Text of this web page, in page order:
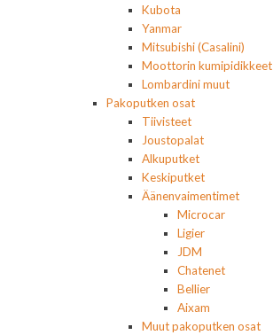
Kubota
Yanmar
Mitsubishi (Casalini)
Moottorin kumipidikkeet
Lombardini muut
Pakoputken osat
Tiivisteet
Joustopalat
Alkuputket
Keskiputket
Äänenvaimentimet
Microcar
Ligier
JDM
Chatenet
Bellier
Aixam
Muut pakoputken osat